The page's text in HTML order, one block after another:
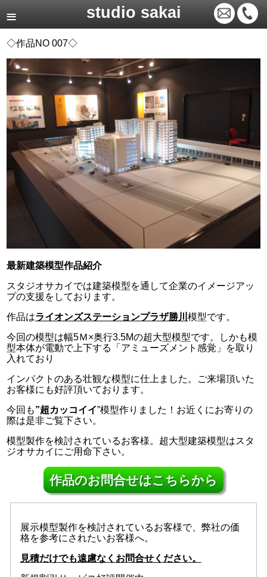
studio sakai
◇作品NO 007◇
最新建築模型作品紹介
スタジオサカイでは建築模型を通して企業のイメージアッ
プの支援をしております。
作品はライオンズステーションプラザ勝川模型です。
今回の模型は幅5Ｍ×奥行3.5Mの超大型模型です。しかも模
型本体が電動で上下する「アミューズメント感覚」を取り
入れており
インパクトのある壮観な模型に仕上ました。ご来場頂いた
お客様にも好評頂いております。
今回も”超カッコイイ”模型作りました！お近くにお寄りの
際は是非ご覧下さい。
模型製作を検討されているお客様。超大型建築模型はスタ
ジオサカイにご用命下さい。
作品のお問合せはこちらから
展示模型製作を検討されているお客様で、弊社の価
格を参考にされたいお客様へ。
見積だけでも遠慮なくお問合せください。